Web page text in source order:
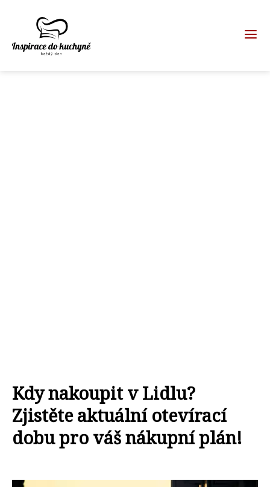
Kdy nakoupit v Lidlu?
Zjistěte aktuální otevírací
dobu pro váš nákupní plán!